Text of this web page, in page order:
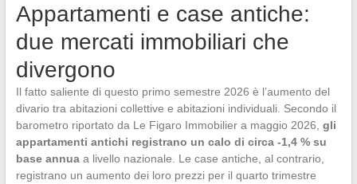
Appartamenti e case antiche:
due mercati immobiliari che
divergono
Il fatto saliente di questo primo semestre 2026 è l’aumento del
divario tra abitazioni collettive e abitazioni individuali. Secondo il
barometro riportato da Le Figaro Immobilier a maggio 2026, gli
appartamenti antichi registrano un calo di circa -1,4 % su
base annuaa livello nazionale. Le case antiche, al contrario,
registrano un aumento dei loro prezzi per il quarto trimestre